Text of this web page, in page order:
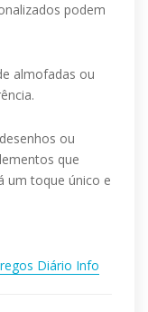
podem
almofadas ou
ou
que
um toque único e
Diário Info